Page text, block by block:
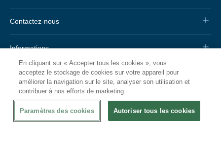
Contactez-nous
Informations
Service Clients
Moyens de paiement
En cliquant sur « Accepter tous les cookies », vous
acceptez le stockage de cookies sur votre appareil pour
améliorer la navigation sur le site, analyser son utilisation et
contribuer à nos efforts de marketing.
Paramètres des cookies Autoriser tous les cookies